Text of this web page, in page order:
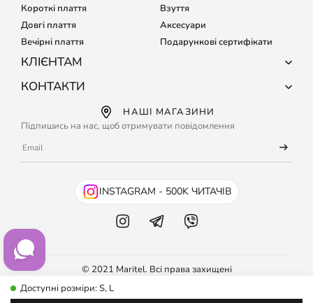
Доступні розміри: S, L
КЛІЄНТАМ
Про компанію
Обмін і повернення
Часті питання
Умови використання сайту
Бонусна програма
Короткі плаття
Довгі плаття
Вечірні плаття
Взуття
Аксесуари
Подарункові сертифікати
КОНТАКТИ
+38 (067) 127-68-15
+38 (067) 133-64-80
Кожного дня з 9:00 до 21:00
info@maritel.com.ua
НАШІ МАГАЗИНИ
INSTAGRAM - 500K ЧИТАЧІВ
Підпишись на нас, щоб отримувати повідомлення
© 2021 Maritel. Всі права захищені